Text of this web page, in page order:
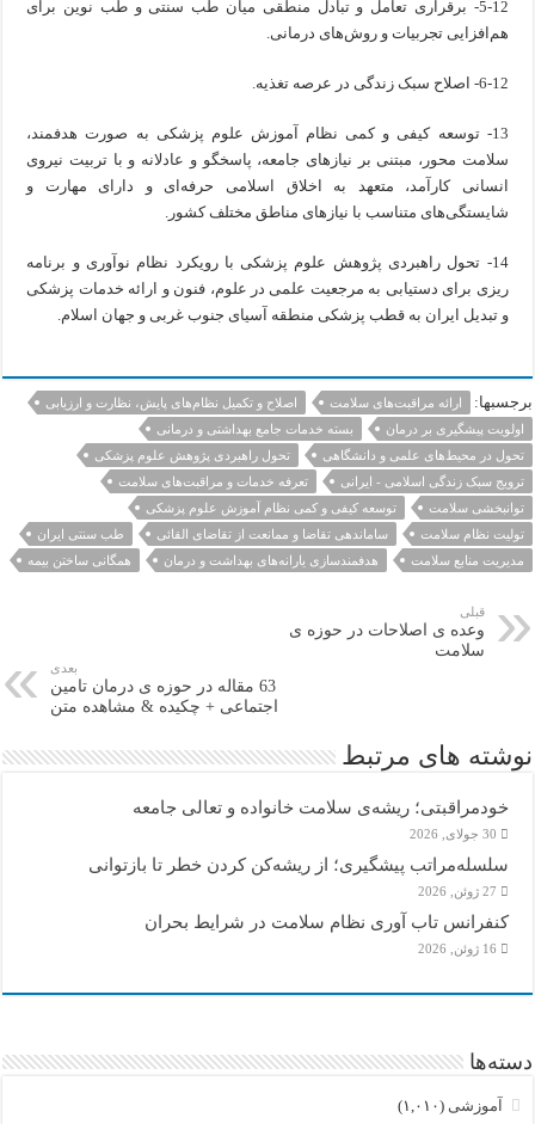
5-12- برقراری تعامل و تبادل منطقی میان طب سنتی و طب نوین برای
هم‌افزایی تجربیات و روش‌های درمانی.
6-12- اصلاح سبک زندگی در عرصه تغذیه.
13- توسعه کیفی و کمی نظام آموزش علوم پزشکی به صورت هدفمند،
سلامت محور، مبتنی بر نیازهای جامعه، پاسخگو و عادلانه و با تربیت نیروی
انسانی کارآمد، متعهد به اخلاق اسلامی حرفه‌ای و دارای مهارت و
شایستگی‌های متناسب با نیازهای مناطق مختلف کشور.
14- تحول راهبردی پژوهش علوم پزشکی با رویکرد نظام نوآوری و برنامه
ریزی برای دستیابی به مرجعیت علمی در علوم، فنون و ارائه خدمات پزشکی
و تبدیل ایران به قطب پزشکی منطقه آسیای جنوب غربی و جهان اسلام.
برجسبها: ارائه مراقبت‌های سلامت
اصلاح و تکمیل نظام‌های پایش، نظارت و ارزیابی
اولویت پیشگیری بر درمان
بسته خدمات جامع بهداشتی و درمانی
تحول در محیط‌های علمی و دانشگاهی
تحول راهبردی پژوهش علوم پزشکی
ترویج سبک زندگی اسلامی - ایرانی
تعرفه خدمات و مراقبت‌های سلامت
توانبخشی سلامت
توسعه کیفی و کمی نظام آموزش علوم پزشکی
تولیت نظام سلامت
ساماندهی تقاضا و ممانعت از تقاضای القائی
طب سنتی ایران
مدیریت منابع سلامت
هدفمندسازی یارانه‌های بهداشت و درمان همگانی ساختن بیمه
قبلی
وعده ی اصلاحات در حوزه ی
سلامت
بعدی
63 مقاله در حوزه ی درمان تامین
اجتماعی + چکیده & مشاهده متن
نوشته های مرتبط
خودمراقبتی؛ ریشه‌ی سلامت خانواده و تعالی جامعه
30 جولای, 2026
سلسله‌مراتب پیشگیری؛ از ریشه‌کن کردن خطر تا بازتوانی
27 ژوئن, 2026
کنفرانس تاب آوری نظام سلامت در شرایط بحران
16 ژوئن, 2026
دسته‌ها
آموزشی (۱,۰۱۰)